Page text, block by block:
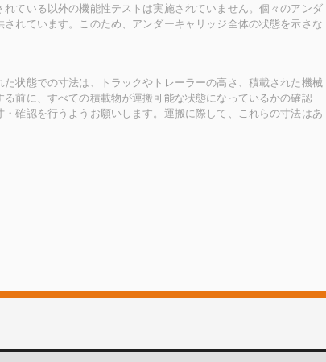
ている以外の機能性テストは実施されていません。個々のアンダ
れています。このため、アンダーキャリッジ全体の状態を示さな
状態での寸法は、トラックやトレーラーの高さ、積載された機械
前に、すべての積載物が運搬可能な状態になっているかの確認
確認を行うようお願いします。運搬に際して、これらの寸法はあ